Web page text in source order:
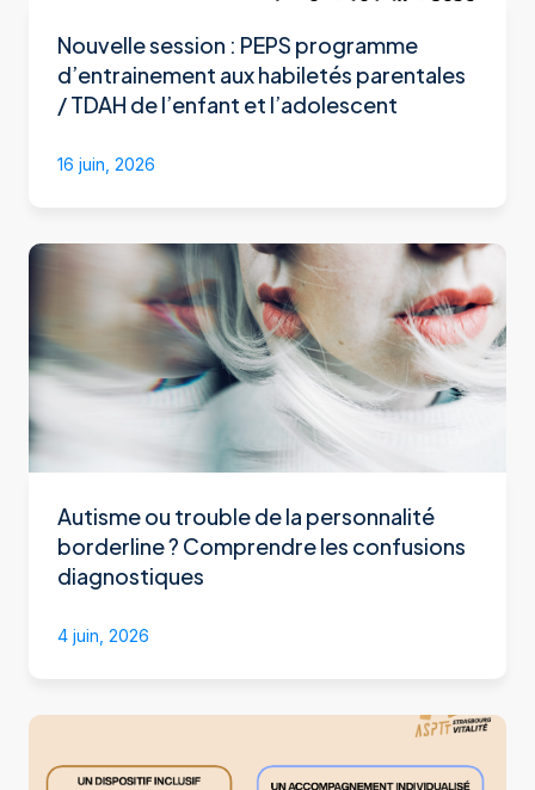
Nouvelle session : PEPS programme
d’entrainement aux habiletés parentales
/ TDAH de l’enfant et l’adolescent
16 juin, 2026
Autisme ou trouble de la personnalité
borderline ? Comprendre les confusions
diagnostiques
4 juin, 2026